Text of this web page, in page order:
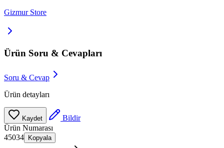
Gizmur Store
Ürün Soru & Cevapları
Soru & Cevap
Ürün detayları
Kaydet
Bildir
Ürün Numarası
45034
Kopyala